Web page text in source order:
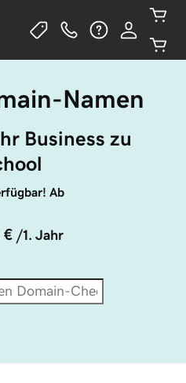
Namen
Business zu
Ab
€ /1. Jahr